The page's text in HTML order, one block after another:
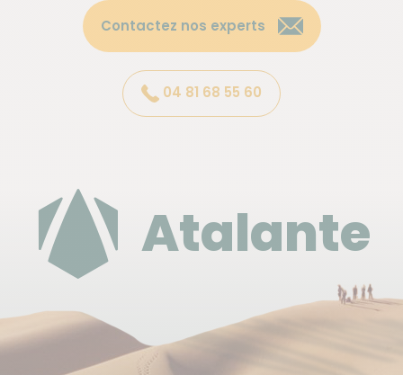
Ethiopian Airlines. En fonction des disponibilités au
moment de votre inscription, nous pourrons
celle mentionnée ci-dessus.
Départ PARIS CHARLES DE GAULLE à 21:40 .../... Arrivée
ADDIS ABEBA à 06:00 le lendemain
Départ ADDIS ABEBA à 00:30 .../... Arrivée PARIS
Les départs de certaines villes de province sont
possibles, mais il s’agira essentiellement de pré-
Contactez nos experts
04 81 68 55 60
Atalante